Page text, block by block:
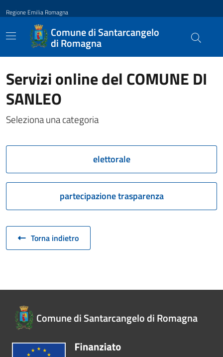
Regione Emilia Romagna
Comune di Santarcangelo
di Romagna
Servizi online del COMUNE DI
SANLEO
Seleziona una categoria
elettorale
partecipazione trasparenza
Torna indietro
Comune di Santarcangelo di Romagna